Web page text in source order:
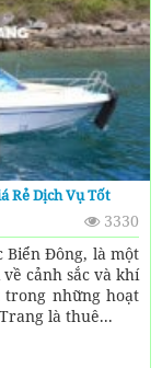
Rẻ Dịch Vụ Tốt
3330
Biển Đông, là một
cảnh sắc và khí
những hoạt
là thuê...